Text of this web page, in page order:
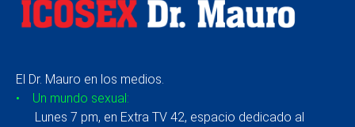
El Dr. Mauro en los medios.
• Un mundo sexual:
Lunes 7 pm, en Extra TV 42, espacio dedicado al